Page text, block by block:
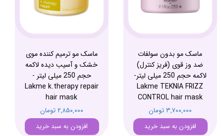
ماسک مو بدون سولفات
ضد وز قوی (فریز کنترل)
لاکمه حجم 250 میلی لیتر-
Lakme TEKNIA FRIZZ
CONTROL hair mask
۳,۷۰۰,۰۰۰ تومان
افزودن به سبد خرید
ماسک مو ترمیم کننده موی
خشک و آسیب دیده لاکمه
حجم 250 میلی لیتر -
Lakme k.therapy repair
hair mask
۲,۸۵۰,۰۰۰ تومان
افزودن به سبد خرید